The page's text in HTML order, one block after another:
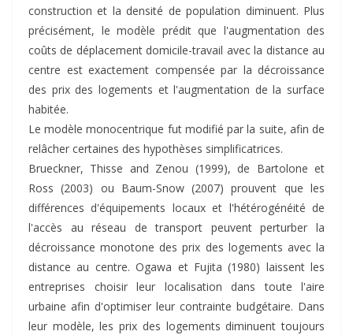
construction et la densité de population diminuent. Plus
précisément, le modèle prédit que l'augmentation des
coûts de déplacement domicile-travail avec la distance au
centre est exactement compensée par la décroissance
des prix des logements et l'augmentation de la surface
habitée.
Le modèle monocentrique fut modifié par la suite, afin de
relâcher certaines des hypothèses simplificatrices.
Brueckner, Thisse and Zenou (1999), de Bartolone et
Ross (2003) ou Baum-Snow (2007) prouvent que les
différences d'équipements locaux et l'hétérogénéité de
l'accès au réseau de transport peuvent perturber la
décroissance monotone des prix des logements avec la
distance au centre. Ogawa et Fujita (1980) laissent les
entreprises choisir leur localisation dans toute l'aire
urbaine afin d'optimiser leur contrainte budgétaire. Dans
leur modèle, les prix des logements diminuent toujours